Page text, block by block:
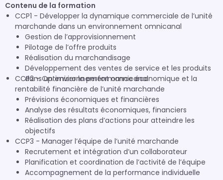
Contenu de la formation
CCP1 - Développer la dynamique commerciale de l’unité
marchande dans un environnement omnicanal
Gestion de l’approvisionnement
Pilotage de l’offre produits
Réalisation du marchandisage
Développement des ventes de service et les produits
dans un environnement omnicanal
CCP2 - Optimiser la performance économique et la
rentabilité financière de l’unité marchande
Prévisions économiques et financières
Analyse des résultats économiques, financiers
Réalisation des plans d’actions pour atteindre les
objectifs
CCP3 - Manager l’équipe de l’unité marchande
Recrutement et intégration d’un collaborateur
Planification et coordination de l’activité de l’équipe
Accompagnement de la performance individuelle